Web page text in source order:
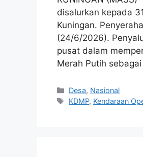
disalurkan kepada
Kuningan.
(24/6/2026).
pusat dalam
Merah Putih
Kategori
Desa, Nasional
Tag
KDMP, Kendaraan